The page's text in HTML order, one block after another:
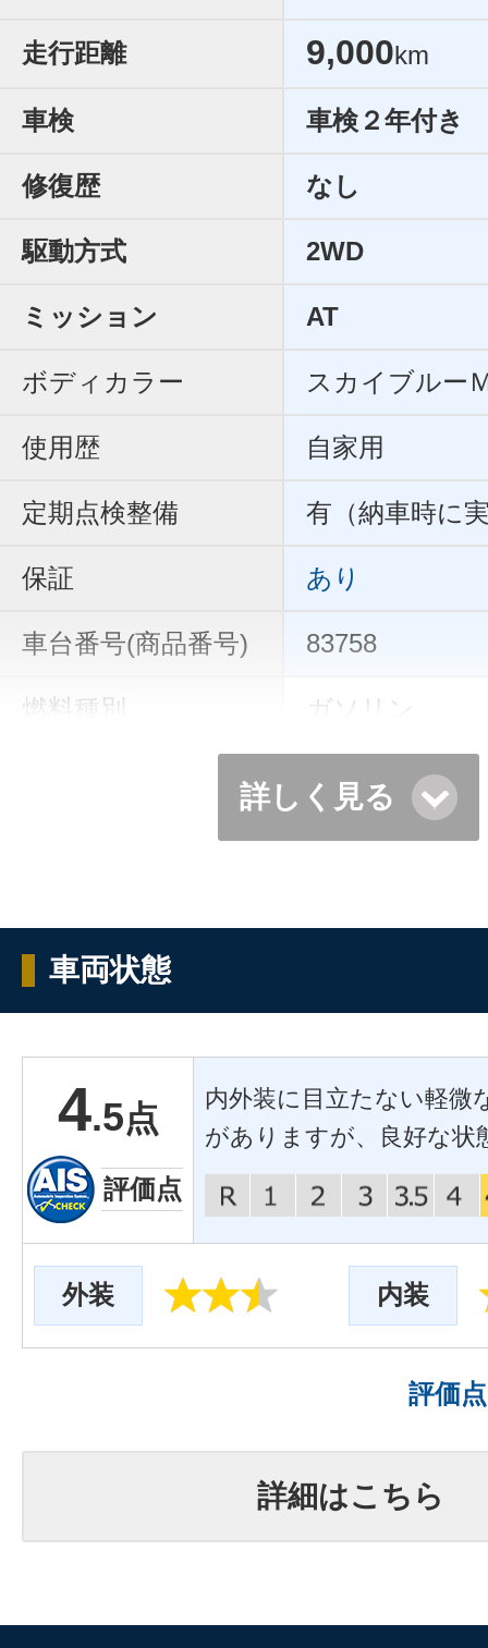
走行距離 9,000km
車検 車検２年付き
修復歴 なし
駆動方式 2WD
ミッション AT
ボディカラー スカイブルー
使用歴 自家用
定期点検整備 有（納車時に
保証 あり
車台番号(商品番号) 83758
燃料種別 ガソリン
詳しく見る
車両状態
4.5点
評価点
内外装に目立たない軽微
がありますが、良好な状
外装 内装
評価
詳細はこちら